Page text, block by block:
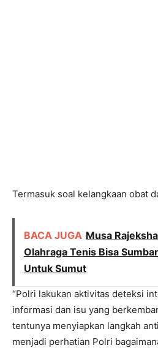
Termasuk soal kelangkaan obat
BACA JUGA Musa
Olahraga Tenis Bisa
Untuk Sumut
“Polri lakukan aktivitas deteksi
informasi dan isu yang
tentunya menyiapkan langkah
menjadi perhatian Polri